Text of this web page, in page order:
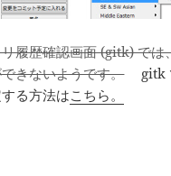
履歴確認画面 (gitk) では
きないようです。gitk
る方法はこちら。